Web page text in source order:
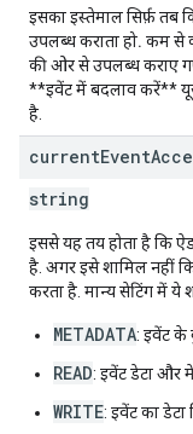
इसका इस्तेमाल सिर्फ़ तब
उपलब्ध कराता हो. कम से
की ओर से उपलब्ध कराए
**इवेंट में बदलाव करें**
है.
currentEvent
string
इससे यह तय होता है कि
है. अगर इसे शामिल नहीं
करता है. मान्य सेटिंग में ये
METADATA: इवेंट के
READ: इवेंट डेटा और
WRITE: इवेंट का